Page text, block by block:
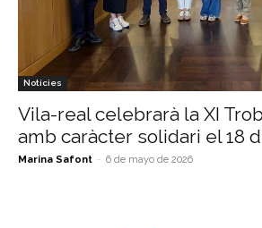
Notícies
Vila-real celebrarà la XI
amb caràcter solidari el 18
Marina Safont - 6 de mayo de 2026